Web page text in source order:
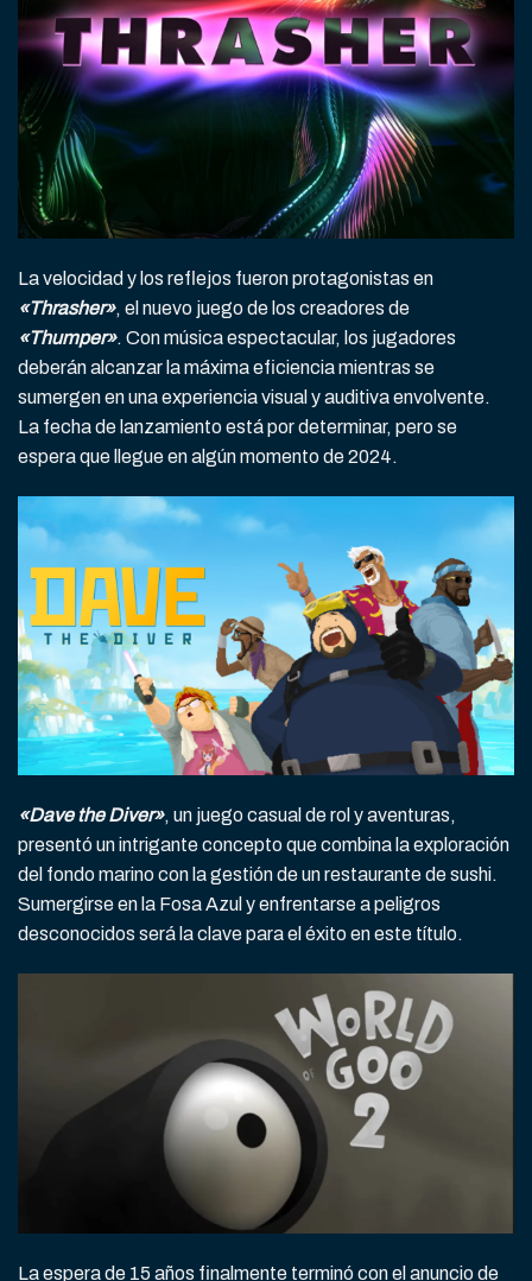
La velocidad y los reflejos fueron protagonistas en
«Thrasher», el nuevo juego de los creadores de
«Thumper». Con música espectacular, los jugadores
deberán alcanzar la máxima eficiencia mientras se
sumergen en una experiencia visual y auditiva envolvente.
La fecha de lanzamiento está por determinar, pero se
espera que llegue en algún momento de 2024.
«Dave the Diver», un juego casual de rol y aventuras,
presentó un intrigante concepto que combina la exploración
del fondo marino con la gestión de un restaurante de sushi.
Sumergirse en la Fosa Azul y enfrentarse a peligros
desconocidos será la clave para el éxito en este título.
La espera de 15 años finalmente terminó con el anuncio de